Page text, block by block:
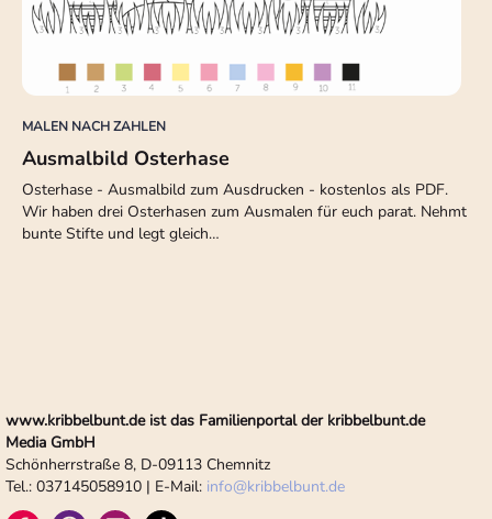
MALEN NACH ZAHLEN
Ausmalbild Osterhase
Osterhase - Ausmalbild zum Ausdrucken - kostenlos als PDF.
Wir haben drei Osterhasen zum Ausmalen für euch parat. Nehmt
bunte Stifte und legt gleich…
www.kribbelbunt.de ist das Familienportal der kribbelbunt.de
Media GmbH
Schönherrstraße 8, D-09113 Chemnitz
Tel.: 037145058910 | E-Mail: info@kribbelbunt.de